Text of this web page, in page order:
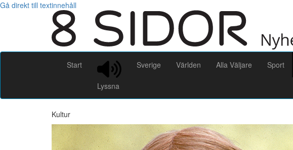
Gå direkt till textinnehåll
Start
Lyssna
Sverige Världen Alla Väljare Sport
Kultur